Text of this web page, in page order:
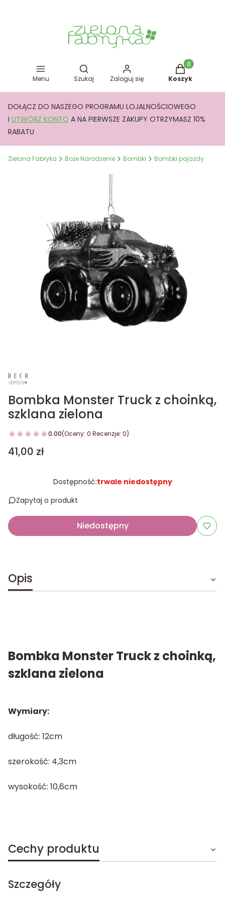
Menu
Otwórz wyszukiwarkę
Szukaj Zaloguj się
Produkty w
Koszyk
DOŁĄCZ DO NASZEGO PROGRAMU LOJALNOŚCIOWEGO
I UTWÓRZ KONTO A NA PIERWSZE ZAKUPY OTRZYMASZ 10%
RABATU
Zielona Fabryka Boże Narodzenie Bombki Bombki pojazdy
Bombka Monster Truck z choinką,
szklana zielona
0.00(Oceny: 0 Recenzje: 0)
Cena
41,00 zł
Dostępność:trwale niedostępny
Zapytaj o produkt
Niedostępny
Opis
Bombka Monster Truck z choinką,
szklana zielona
Wymiary:
długość: 12cm
szerokość: 4,3cm
wysokość: 10,6cm
Cechy produktu
Szczegóły